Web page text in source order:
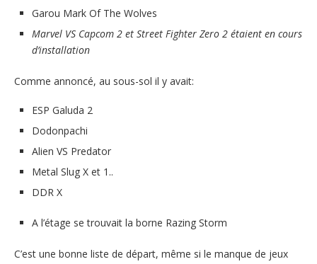
Garou Mark Of The Wolves
Marvel VS Capcom 2 et Street Fighter Zero 2 étaient en cours
d’installation
Comme annoncé, au sous-sol il y avait:
ESP Galuda 2
Dodonpachi
Alien VS Predator
Metal Slug X et 1..
DDR X
A l’étage se trouvait la borne Razing Storm
C’est une bonne liste de départ, même si le manque de jeux